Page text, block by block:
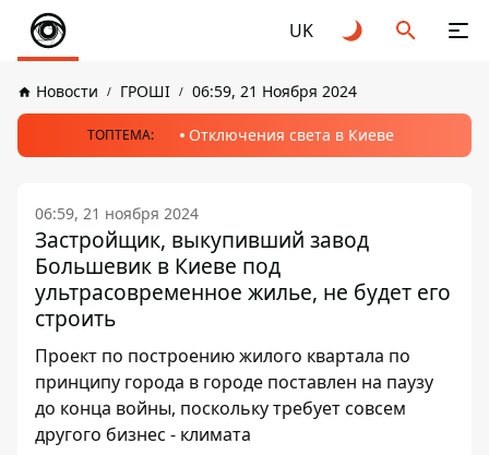
UK
Новости ГРОШІ 06:59, 21 Ноября 2024
ТОПТЕМА: Отключения света в Киеве
06:59, 21 ноября 2024
Застройщик, выкупивший завод
Большевик в Киеве под
ультрасовременное жилье, не будет его
строить
Проект по построению жилого квартала по
принципу города в городе поставлен на паузу
до конца войны, поскольку требует совсем
другого бизнес - климата